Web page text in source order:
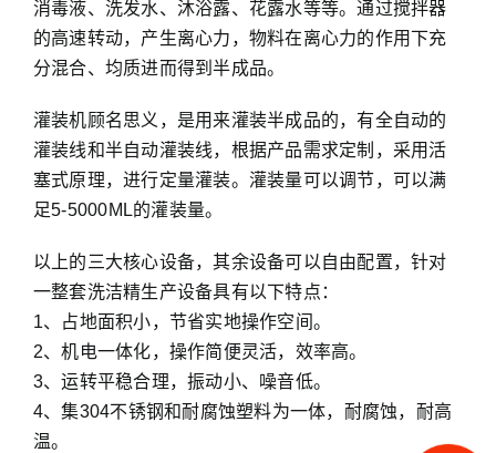
消毒液、洗发水、沐浴露、花露水等等。通过搅拌器
的高速转动，产生离心力，物料在离心力的作用下充
分混合、均质进而得到半成品。
灌装机顾名思义，是用来灌装半成品的，有全自动的
灌装线和半自动灌装线，根据产品需求定制，采用活
塞式原理，进行定量灌装。灌装量可以调节，可以满
足5-5000ML的灌装量。
以上的三大核心设备，其余设备可以自由配置，针对
一整套洗洁精生产设备具有以下特点：
1、占地面积小，节省实地操作空间。
2、机电一体化，操作简便灵活，效率高。
3、运转平稳合理，振动小、噪音低。
4、集304不锈钢和耐腐蚀塑料为一体，耐腐蚀，耐高
温。